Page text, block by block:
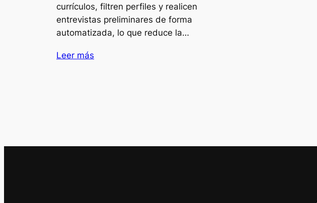
currículos, filtren perfiles y realicen
entrevistas preliminares de forma
automatizada, lo que reduce la…
Leer más